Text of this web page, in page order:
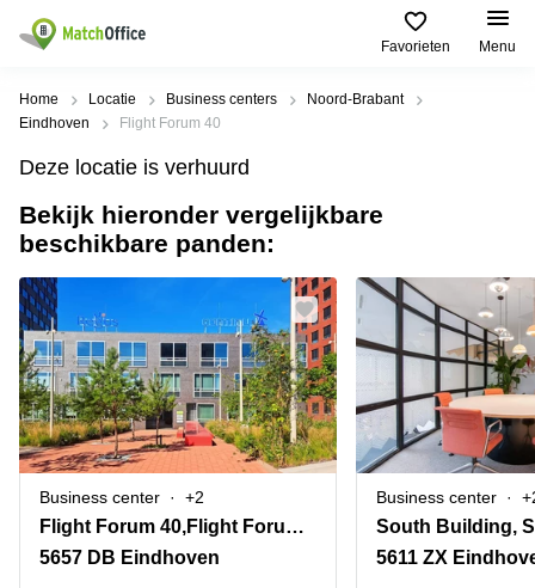
Favorieten Menu
Huren / Verhuren
Productpagina's
Kantoorruimten
Business
Flexplekken
Coworking
Spaces
Vergaderruimten
Virtueel
Kantoor
Bedrijfsruimte
Populaire
Steden
Alkmaar
Oost
Amsterdam
Westpoort
Bergen
op
Zoom
Amersfoort
Breda
Hengelo
Populaire
zoekopdrachten
Kantoorruimte
in Breda
Kantoor
huren
Bergen
op
Zoom
Kantoor
huren
Tiel
Kantoor
huren
Reeuwijk
Help
Over ons
Voeg je kantoorruimte toe
Huurprijs
Log in
Home Locatie Business centers
Noord-Brabant
Eindhoven
Flight Forum 40
Deze locatie is verhuurd
Bekijk hieronder vergelijkbare
beschikbare panden:
Business center +2
Flight Forum 40,Flight Forum 40
5657 DB Eindhoven
Business center
5611 ZX